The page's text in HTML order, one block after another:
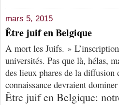
mars 5, 2015
Être juif en Belgique
A mort les Juifs. » L’inscription
universités. Pas que là, hélas,
des lieux phares de la diffusion
connaissance devraient dominer
Être juif en Belgique: